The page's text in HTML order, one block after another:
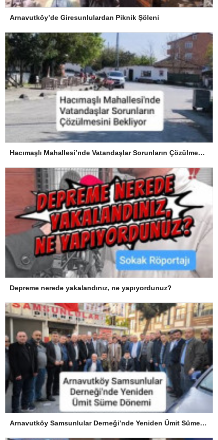
Arnavutköy’de Giresunlulardan Piknik Şöleni
Hacımaşlı Mahallesi’nde Vatandaşlar Sorunların Çözülmesini Bekliyor
Depreme nerede yakalandınız, ne yapıyordunuz?
Arnavutköy Samsunlular Derneği’nde Yeniden Ümit Süme Dönemi